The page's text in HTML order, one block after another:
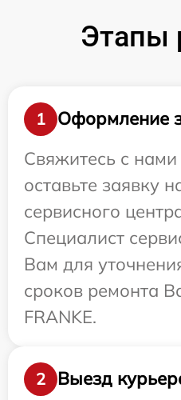
Этапы
1
Оформление
Свяжитесь с
оставьте заявку
сервисного
Специалист
Вам для
сроков ремонта
FRANKE.
2 Выезд